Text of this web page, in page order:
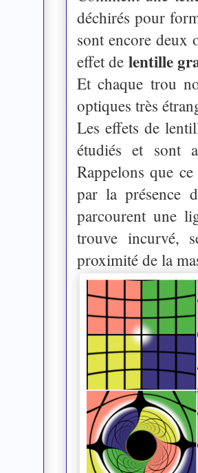
déchirés pour
sont encore deux
effet de lentille
Et chaque trou
optiques très
Les effets de
étudiés et sont
Rappelons que
par la présence
parcourent une
trouve incurvé,
proximité de la